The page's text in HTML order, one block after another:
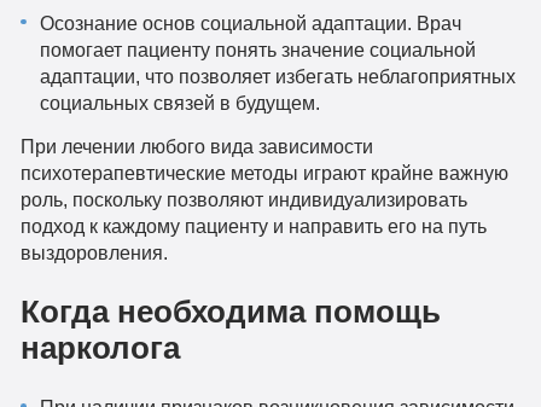
Осознание основ социальной адаптации. Врач
помогает пациенту понять значение социальной
адаптации, что позволяет избегать неблагоприятных
социальных связей в будущем.
При лечении любого вида зависимости
психотерапевтические методы играют крайне важную
роль, поскольку позволяют индивидуализировать
подход к каждому пациенту и направить его на путь
выздоровления.
Когда необходима помощь
нарколога